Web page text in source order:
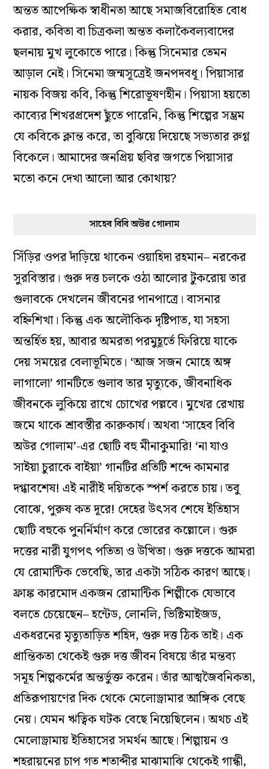
অন্তত আপেক্ষিক স্বাধীনতা আছে সমাজবিরোহিত বোধ
করার, কবিতা বা চিত্রকলা অন্তত কলাকৈবল্যবাদের
ছলনায় মুখ লুকোতে পারে। কিন্তু সিনেমার তেমন
আড়াল নেই। সিনেমা জন্মসূত্রেই জনপদবধূ। পিয়াসার
নায়ক বিজয় কবি, কিন্তু শিরোভূষণহীন। পিয়াসা হয়তো
কাব‌্যের শিখরপ্রদেশ ছুঁতে পারেনি, কিন্তু শিল্পের সম্ভ্রম
যে কবিকে ক্লান্ত করে, তা বুঝিয়ে দিয়েছে সভ‌্যতার রুগ্ণ
বিকেলে। আমাদের জনপ্রিয় ছবির জগতে পিয়াসার
মতো কনে দেখা আলো আর কোথায়?
সাহেব বিবি অউর গোলাম
সিঁড়ির ওপর দাঁড়িয়ে থাকেন ওয়াহিদা রহমান– নরকের
সুরবিস্তার। গুরু দত্ত চলকে ওঠা আলোর টুকরোয় তার
গুলাবকে দেখলেন জীবনের পানপাত্রে। বাসনার
বহ্নিশিখা। কিন্তু এক অলৌকিক দৃষ্টিপাত, যা সহসা
অন্তর্হিত হয়, আবার অমরতা পরমুহূর্তে ফিরিয়ে যাকে
দেয় সময়ের বেলাভূমিতে। ‘আজ সজন মোহে অঙ্গ
লাগালো’ গানটিতে গুলাব তার মৃত‌্যুকে, জীবনাধিক
জীবনকে লুকিয়ে রাখে চোখের পল্লবে। মুখের রেখায়
জমে থাকে শ্রাবস্তীর কারুকার্য। অথবা ‘সাহেব বিবি
অউর গোলাম’-এর ছোটি বহু মীনাকুমারি! ‘না যাও
সাইয়া চুরাকে বাইয়া’ গানটির প্রতিটি শব্দে কামনার
দগ্ধাবশেষ! এই নারীই দয়িতকে স্পর্শ করতে চায়। তবু
বোঝে, পুরুষ কত দূরে! দেহের উৎসব শেষে ইতিহাস
ছোটি বহুকে পুনর্নির্মাণ করে ভোরের কল্লোলে। গুরু
দত্তের নারী যুগপৎ পতিতা ও উত্থিতা। গুরু দত্তকে আমরা
যে রোমান্টিক ভেবেছি, তার একটা সঠিক কারণ আছে।
ফ্রাঙ্ক কারমোদ একজন রোমান্টিক শিল্পীকে যেভাবে
বলতে চেয়েছেন– হন্টেড, লোনলি, ভিক্টিমাইজড,
একধরনের মৃত‌্যুতাড়িত শহিদ, গুরু দত্ত ঠিক তাই। এক
প্রান্তিকতা থেকেই গুরু দত্ত জীবন বিষয়ে তাঁর মন্তব‌্য
সমূহ শিল্পকর্মের অন্তর্ভুক্ত করেন। তাঁর আত্মজৈবনিকতা,
প্রতিরূপায়ণের দিক থেকে মেলোড্রামার আঙ্গিক বেছে
নেয়। যেমন ঋত্বিক ঘটক বেছে নিয়েছিলেন। অথচ এই
মেলোড্রামায় ইতিহাসের সমর্থন আছে। শিল্পায়ন ও
শহরায়নের চাপ গত শতাব্দীর মাঝামাঝি থেকেই গান্ধী,